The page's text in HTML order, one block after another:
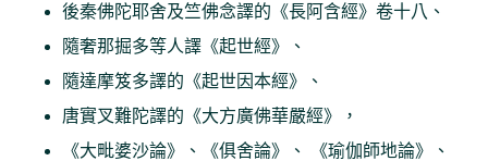
後秦佛陀耶舍及竺佛念譯的《長阿含經》卷十八、
隨奢那掘多等人譯《起世經》、
隨達摩笈多譯的《起世因本經》、
唐實叉難陀譯的《大方廣佛華嚴經》，
《大毗婆沙論》、《俱舍論》、 《瑜伽師地論》、